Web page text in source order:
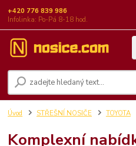
+420 776 839 986
Infolinka: Po-Pá 8-18 hod.
Úvod STŘEŠNÍ NOSIČE TOYOTA
Komplexní